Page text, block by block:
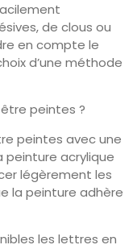
de clous ou
en compte le
d’une méthode
peintes ?
peintes avec une
peinture acrylique
légèrement les
la peinture adhère
les lettres en